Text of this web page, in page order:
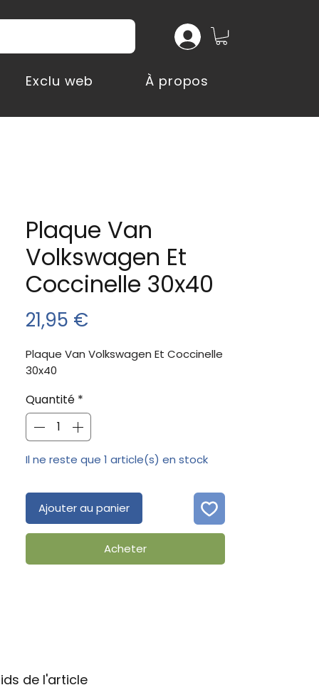
Exclu web À propos
Plaque Van
Volkswagen Et
Coccinelle 30x40
21,95 €
Plaque Van Volkswagen Et Coccinelle
30x40
Quantité *
Il ne reste que 1 article(s) en stock
Ajouter au panier
Acheter
de l'article